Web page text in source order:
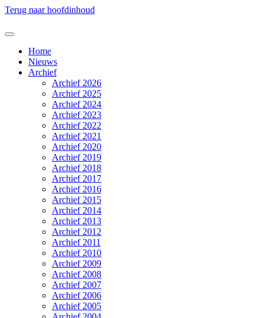
Terug naar hoofdinhoud
Home
Nieuws
Archief
Archief 2026
Archief 2025
Archief 2024
Archief 2023
Archief 2022
Archief 2021
Archief 2020
Archief 2019
Archief 2018
Archief 2017
Archief 2016
Archief 2015
Archief 2014
Archief 2013
Archief 2012
Archief 2011
Archief 2010
Archief 2009
Archief 2008
Archief 2007
Archief 2006
Archief 2005